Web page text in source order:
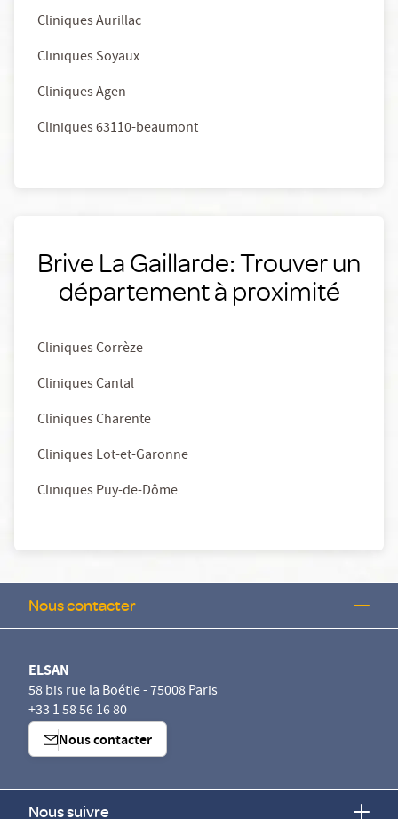
Cliniques Aurillac
Cliniques Soyaux
Cliniques Agen
Cliniques 63110-beaumont
Brive La Gaillarde: Trouver un
département à proximité
Cliniques Corrèze
Cliniques Cantal
Cliniques Charente
Cliniques Lot-et-Garonne
Cliniques Puy-de-Dôme
Nous contacter
ELSAN
58 bis rue la Boétie - 75008 Paris
+33 1 58 56 16 80
Nous contacter
Nous suivre